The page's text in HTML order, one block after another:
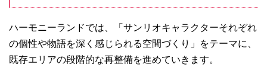
ハーモニーランドでは、「サンリオキャラクターそれぞれ
の個性や物語を深く感じられる空間づくり」をテーマに、
既存エリアの段階的な再整備を進めていきます。